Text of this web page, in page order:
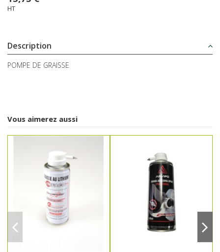
HT
Description
POMPE DE GRAISSE
Vous aimerez aussi